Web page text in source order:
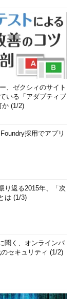
、ゼクシィのサイト
いる「アダプティブ
か (1/2)
採用でアプリ
り返る2015年、「次
は (1/3)
聞く、オンラインバ
セキュリティ (1/2)